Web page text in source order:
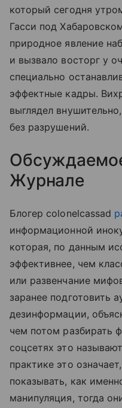
который сегодня
Гасси под
природное явление
и вызвало восторг у
специально
эффектные кадры.
выглядел
без разрушений.
Журнале
Блогер colonelcassad
информационной
которая, по данным
эффективнее, чем
или развенчание
заранее подготовить
дезинформации,
чем потом разбирать
соцсетях это
практике это
показывать, как
манипуляция, тогда